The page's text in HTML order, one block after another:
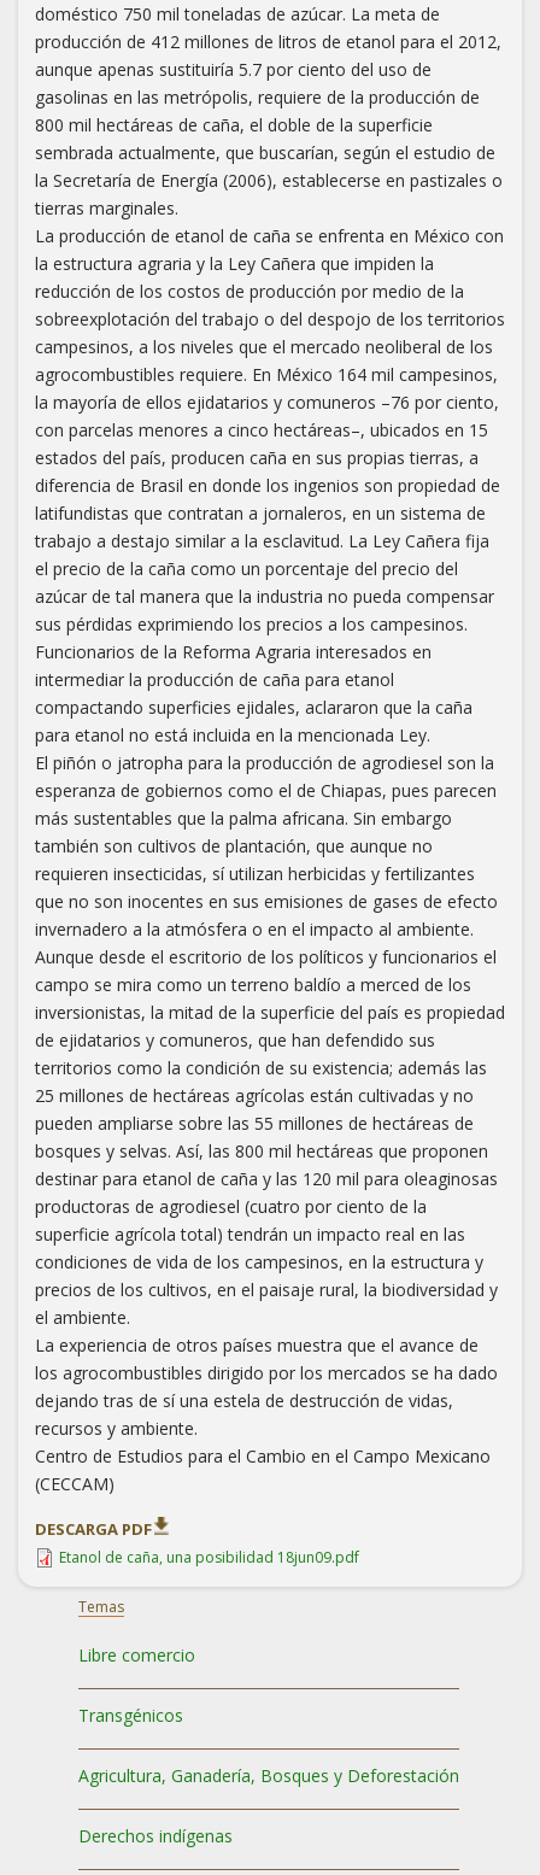
doméstico 750 mil toneladas de azúcar. La meta de
producción de 412 millones de litros de etanol para el 2012,
aunque apenas sustituiría 5.7 por ciento del uso de
gasolinas en las metrópolis, requiere de la producción de
800 mil hectáreas de caña, el doble de la superficie
sembrada actualmente, que buscarían, según el estudio de
la Secretaría de Energía (2006), establecerse en pastizales o
tierras marginales.
La producción de etanol de caña se enfrenta en México con
la estructura agraria y la Ley Cañera que impiden la
reducción de los costos de producción por medio de la
sobreexplotación del trabajo o del despojo de los territorios
campesinos, a los niveles que el mercado neoliberal de los
agrocombustibles requiere. En México 164 mil campesinos,
la mayoría de ellos ejidatarios y comuneros –76 por ciento,
con parcelas menores a cinco hectáreas–, ubicados en 15
estados del país, producen caña en sus propias tierras, a
diferencia de Brasil en donde los ingenios son propiedad de
latifundistas que contratan a jornaleros, en un sistema de
trabajo a destajo similar a la esclavitud. La Ley Cañera fija
el precio de la caña como un porcentaje del precio del
azúcar de tal manera que la industria no pueda compensar
sus pérdidas exprimiendo los precios a los campesinos.
Funcionarios de la Reforma Agraria interesados en
intermediar la producción de caña para etanol
compactando superficies ejidales, aclararon que la caña
para etanol no está incluida en la mencionada Ley.
El piñón o jatropha para la producción de agrodiesel son la
esperanza de gobiernos como el de Chiapas, pues parecen
más sustentables que la palma africana. Sin embargo
también son cultivos de plantación, que aunque no
requieren insecticidas, sí utilizan herbicidas y fertilizantes
que no son inocentes en sus emisiones de gases de efecto
invernadero a la atmósfera o en el impacto al ambiente.
Aunque desde el escritorio de los políticos y funcionarios el
campo se mira como un terreno baldío a merced de los
inversionistas, la mitad de la superficie del país es propiedad
de ejidatarios y comuneros, que han defendido sus
territorios como la condición de su existencia; además las
25 millones de hectáreas agrícolas están cultivadas y no
pueden ampliarse sobre las 55 millones de hectáreas de
bosques y selvas. Así, las 800 mil hectáreas que proponen
destinar para etanol de caña y las 120 mil para oleaginosas
productoras de agrodiesel (cuatro por ciento de la
superficie agrícola total) tendrán un impacto real en las
condiciones de vida de los campesinos, en la estructura y
precios de los cultivos, en el paisaje rural, la biodiversidad y
el ambiente.
La experiencia de otros países muestra que el avance de
los agrocombustibles dirigido por los mercados se ha dado
dejando tras de sí una estela de destrucción de vidas,
recursos y ambiente.
Centro de Estudios para el Cambio en el Campo Mexicano
(CECCAM)
DESCARGA PDF
Etanol de caña, una posibilidad 18jun09.pdf
Temas
Libre comercio
Transgénicos
Agricultura, Ganadería, Bosques y Deforestación
Derechos indígenas